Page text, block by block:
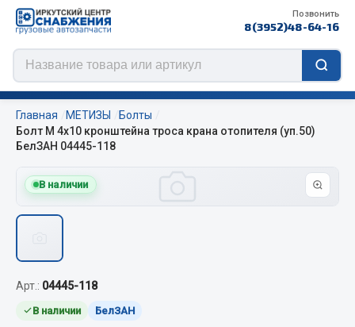
Позвонить
8(3952)48-64-16
ЦЕПИ РОССИЯ
Изготовление цепей на колеса BOHU
QITONG
Весь раздел
Главная МЕТИЗЫ
Болты
Болт М 4х10 кронштейна троса крана отопителя (уп.50)
БелЗАН 04445-118
В наличии
Арт.: 04445-118
В наличии БелЗАН